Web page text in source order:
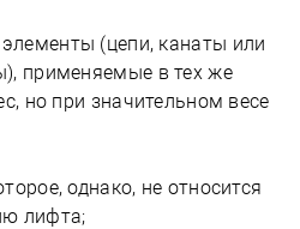
(цепи, канаты или
применяемые в тех же
но при значительном весе
однако, не относится
лифта;